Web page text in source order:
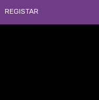
REGISTAR